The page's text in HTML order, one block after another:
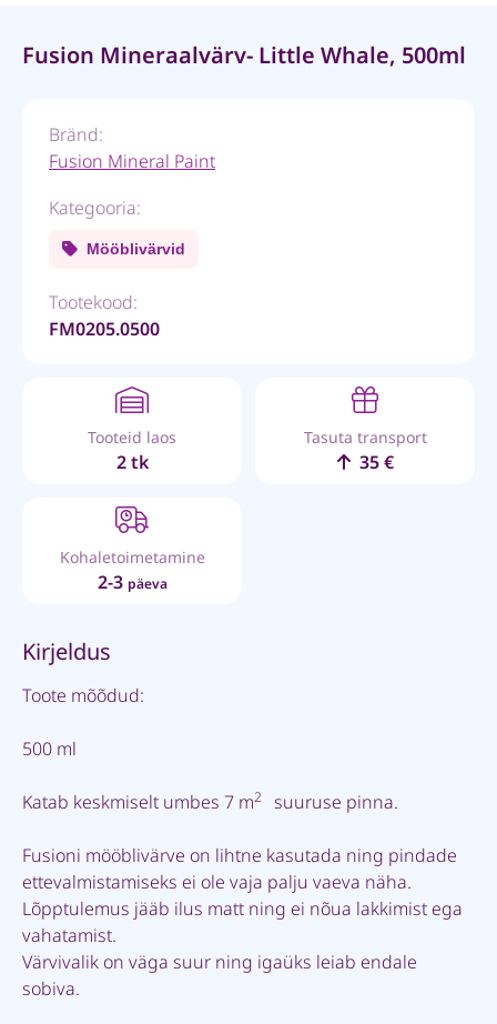
Fusion Mineraalvärv- Little Whale, 500ml
Bränd:
Fusion Mineral Paint
Kategooria:
Mööblivärvid
Tootekood:
FM0205.0500
Tooteid laos
2 tk
Tasuta transport
35 €
Kohaletoimetamine
2-3 päeva
Kirjeldus
Toote mõõdud:
500 ml
Katab keskmiselt umbes 7 m2 suuruse pinna.
Fusioni mööblivärve on lihtne kasutada ning pindade
ettevalmistamiseks ei ole vaja palju vaeva näha.
Lõpptulemus jääb ilus matt ning ei nõua lakkimist ega
vahatamist.
Värvivalik on väga suur ning igaüks leiab endale
sobiva.